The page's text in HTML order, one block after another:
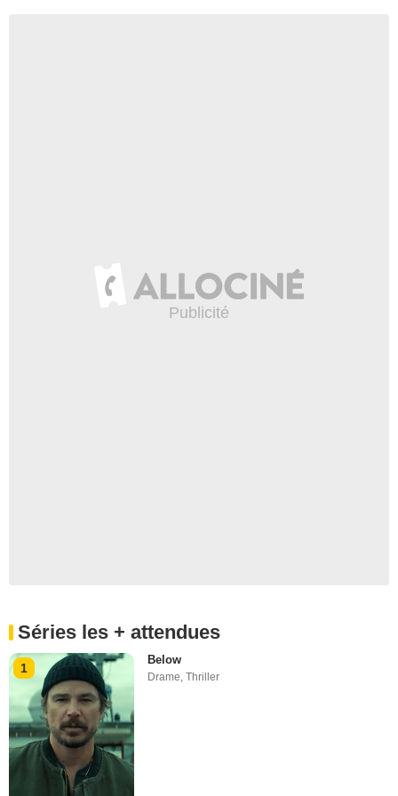
Séries les + attendues
1
Below
Drame,Thriller